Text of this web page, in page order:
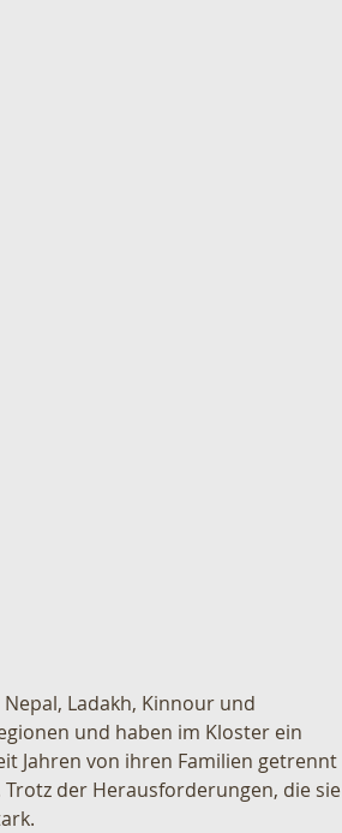
Ladakh, Kinnour und
und haben im Kloster ein
Jahren von ihren Familien getrennt
der Herausforderungen, die sie